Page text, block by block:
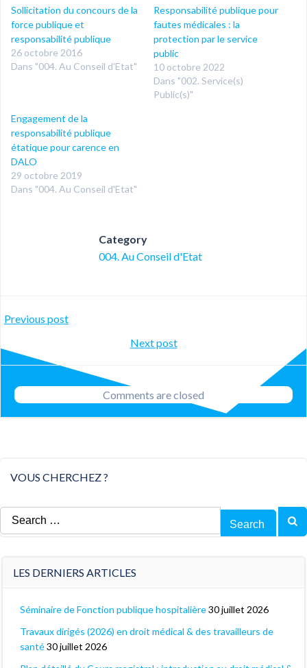
Sollicitation du concours de la
force publique et
responsabilité publique
26 octobre 2016
Dans "004. Au Conseil d'Etat"
Responsabilité publique pour
fautes médicales : la
protection par le service
public
10 octobre 2022
Dans "002. Service(s)
Public(s)"
Engagement de la
responsabilité publique
étatique pour carence en
DALO
29 octobre 2019
Dans "004. Au Conseil d'Etat"
Category
004. Au Conseil d'Etat
Post
navigation
Previous post
Post
navigation
Next post
Comments are closed
VOUS CHERCHEZ ?
Search
for:
LES DERNIERS ARTICLES
Séminaire de Fonction publique hospitalière30 juillet 2026
Travaux dirigés (2026) en droit médical & des travailleurs de
santé30 juillet 2026